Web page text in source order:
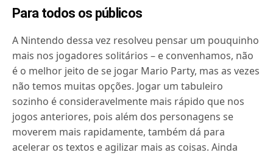
Para todos os públicos
A Nintendo dessa vez resolveu pensar um pouquinho
mais nos jogadores solitários – e convenhamos, não
é o melhor jeito de se jogar Mario Party, mas as vezes
não temos muitas opções. Jogar um tabuleiro
sozinho é consideravelmente mais rápido que nos
jogos anteriores, pois além dos personagens se
moverem mais rapidamente, também dá para
acelerar os textos e agilizar mais as coisas. Ainda